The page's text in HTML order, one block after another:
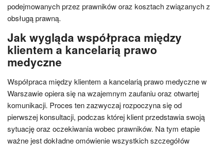
podejmowanych przez prawników oraz kosztach związanych z
obsługą prawną.
Jak wygląda współpraca między
klientem a kancelarią prawo
medyczne
Współpraca między klientem a kancelarią prawo medyczne w
Warszawie opiera się na wzajemnym zaufaniu oraz otwartej
komunikacji. Proces ten zazwyczaj rozpoczyna się od
pierwszej konsultacji, podczas której klient przedstawia swoją
sytuację oraz oczekiwania wobec prawników. Na tym etapie
ważne jest dokładne omówienie wszystkich szczegółów